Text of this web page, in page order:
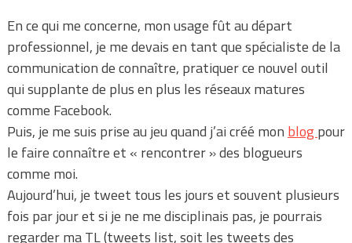
En ce qui me concerne, mon usage fût au départ
professionnel, je me devais en tant que spécialiste de la
communication de connaître, pratiquer ce nouvel outil
qui supplante de plus en plus les réseaux matures
comme Facebook.
Puis, je me suis prise au jeu quand j’ai créé mon blogpour
le faire connaître et « rencontrer » des blogueurs
comme moi.
Aujourd’hui, je tweet tous les jours et souvent plusieurs
fois par jour et si je ne me disciplinais pas, je pourrais
regarder ma TL (tweets list, soit les tweets des